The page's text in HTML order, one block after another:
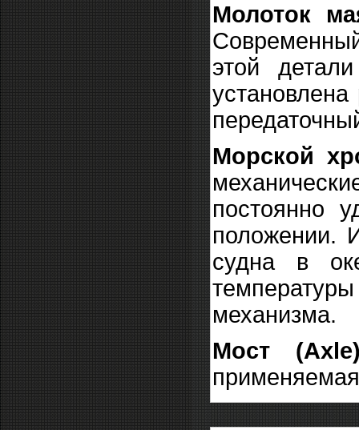
Молоток
этой
Морской
постоянно
положении.
судна в
механизма.
Мост